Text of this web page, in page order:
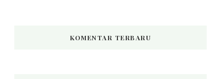
KOMENTAR TERBARU